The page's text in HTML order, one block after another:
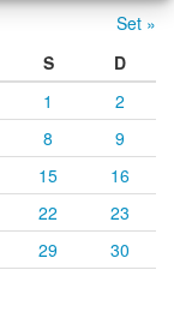
Set »
S
D
1
2
8
9
15
16
22
23
29
30